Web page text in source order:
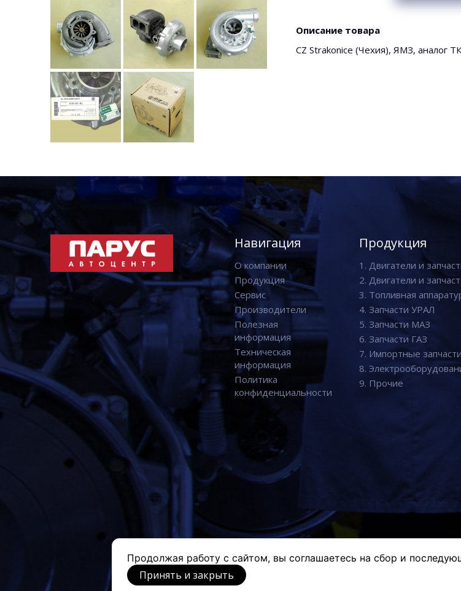
Продолжая работу с сайтом, вы соглашаетесь на сбор и
Принять и закрыть
Описание товара
CZ Strakonice (Чехия), ЯМЗ,
Навигация
О компании
Продукция
Сервис
Производители
Полезная
информация
Техническая
информация
Политика
конфиденциальности
Продукция
1. Двигатели и
2. Двигатели и
3. Топливная
4. Запчасти УРАЛ
5. Запчасти МАЗ
6. Запчасти ГАЗ
7. Импортные запчасти
8.
9. Прочие